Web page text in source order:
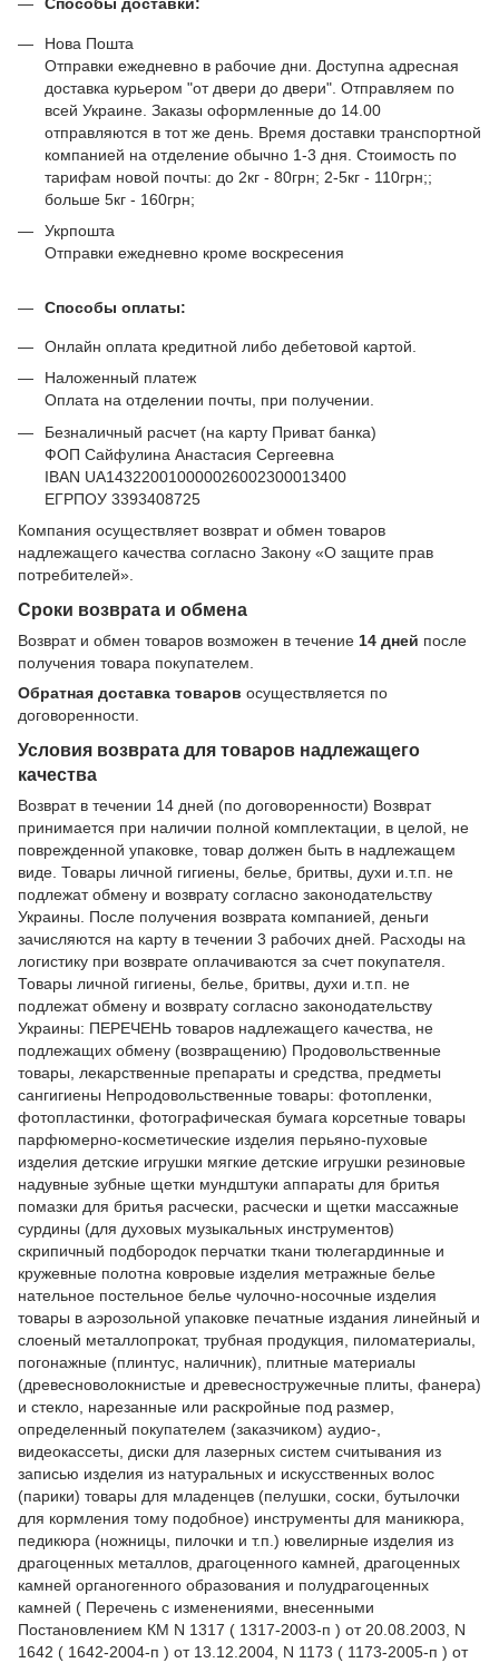
Способы доставки:
Нова Пошта
Отправки ежедневно в рабочие дни. Доступна адресная
доставка курьером "от двери до двери". Отправляем по
всей Украине. Заказы оформленные до 14.00
отправляются в тот же день. Время доставки транспортной
компанией на отделение обычно 1-3 дня. Стоимость по
тарифам новой почты: до 2кг - 80грн; 2-5кг - 110грн;;
больше 5кг - 160грн;
Укрпошта
Отправки ежедневно кроме воскресения
Способы оплаты:
Онлайн оплата кредитной либо дебетовой картой.
Наложенный платеж
Оплата на отделении почты, при получении.
Безналичный расчет (на карту Приват банка)
ФОП Сайфулина Анастасия Сергеевна
IBAN UA143220010000026002300013400
ЕГРПОУ 3393408725
Компания осуществляет возврат и обмен товаров
надлежащего качества согласно Закону «О защите прав
потребителей»
Сроки возврата и обмена
Возврат и обмен товаров возможен в течение 14 дней после
получения товара покупателем.
Обратная доставка товаров осуществляется по
договоренности.
Условия возврата для товаров надлежащего
качества
Возврат в течении 14 дней (по договоренности) Возврат
принимается при наличии полной комплектации, в целой, не
поврежденной упаковке, товар должен быть в надлежащем
виде. Товары личной гигиены, белье, бритвы, духи и.т.п. не
подлежат обмену и возврату согласно законодательству
Украины. После получения возврата компанией, деньги
зачисляются на карту в течении 3 рабочих дней. Расходы на
логистику при возврате оплачиваются за счет покупателя.
Товары личной гигиены, белье, бритвы, духи и.т.п. не
подлежат обмену и возврату согласно законодательству
Украины: ПЕРЕЧЕНЬ товаров надлежащего качества, не
подлежащих обмену (возвращению) Продовольственные
товары, лекарственные препараты и средства, предметы
сангигиены Непродовольственные товары: фотопленки,
фотопластинки, фотографическая бумага корсетные товары
парфюмерно-косметические изделия перьяно-пуховые
изделия детские игрушки мягкие детские игрушки резиновые
надувные зубные щетки мундштуки аппараты для бритья
помазки для бритья расчески, расчески и щетки массажные
сурдины (для духовых музыкальных инструментов)
скрипичный подбородок перчатки ткани тюлегардинные и
кружевные полотна ковровые изделия метражные белье
нательное постельное белье чулочно-носочные изделия
товары в аэрозольной упаковке печатные издания линейный и
слоеный металлопрокат, трубная продукция, пиломатериалы,
погонажные (плинтус, наличник), плитные материалы
(древесноволокнистые и древесностружечные плиты, фанера)
и стекло, нарезанные или раскройные под размер,
определенный покупателем (заказчиком) аудио-,
видеокассеты, диски для лазерных систем считывания из
записью изделия из натуральных и искусственных волос
(парики) товары для младенцев (пелушки, соски, бутылочки
для кормления тому подобное) инструменты для маникюра,
педикюра (ножницы, пилочки и т.п.) ювелирные изделия из
драгоценных металлов, драгоценного камней, драгоценных
камней органогенного образования и полудрагоценных
камней ( Перечень с изменениями, внесенными
Постановлением КМ N 1317 ( 1317-2003-п ) от 20.08.2003, N
1642 ( 1642-2004-п ) от 13.12.2004, N 1173 ( 1173-2005-п ) от